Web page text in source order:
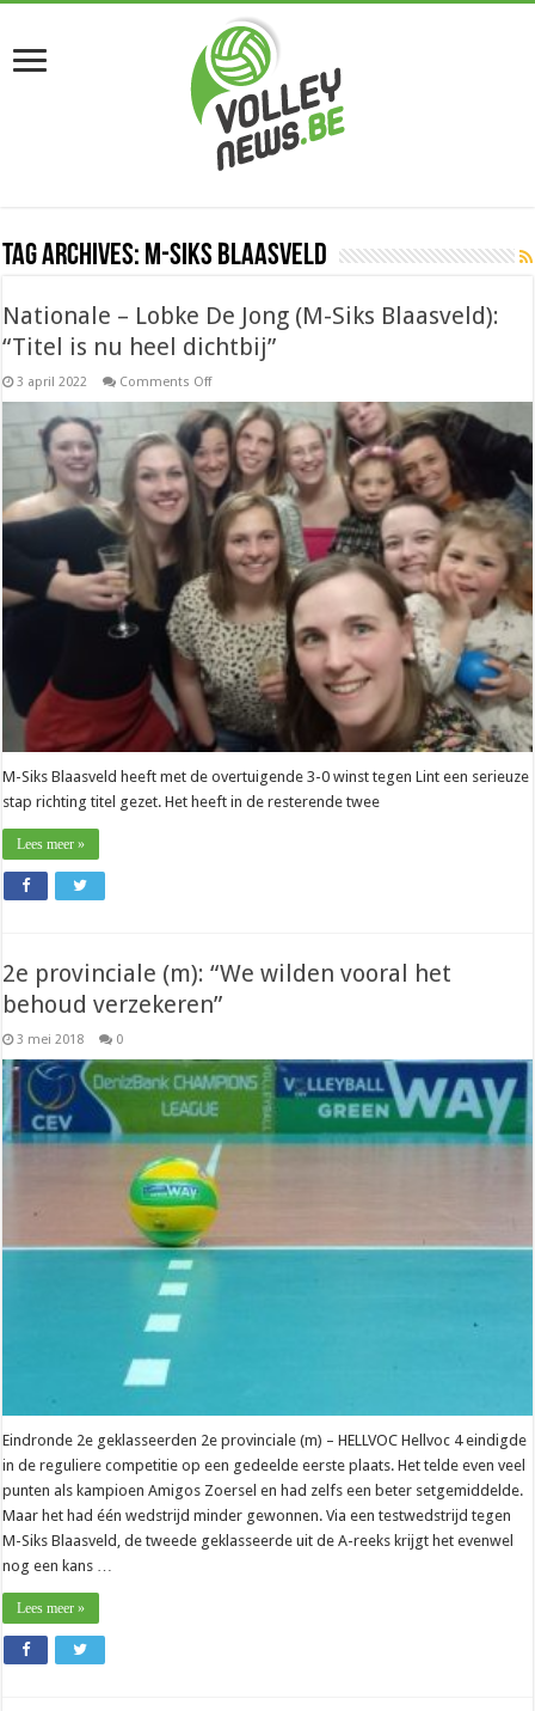
Tag Archives: M-Siks Blaasveld
Nationale – Lobke De Jong (M-Siks Blaasveld):
“Titel is nu heel dichtbij”
3 april 2022 Comments Offon
–
Lobke
De
Jong
(M-
Siks
Blaasveld):
“Titel
is
nu
heel
dichtbij”
M-Siks Blaasveld heeft met de overtuigende 3-0 winst tegen Lint een serieuze
stap richting titel gezet. Het heeft in de resterende twee
Lees meer »
2e provinciale (m): “We wilden vooral het
behoud verzekeren”
3 mei 2018 0
Eindronde 2e geklasseerden 2e provinciale (m) – HELLVOC Hellvoc 4 eindigde
in de reguliere competitie op een gedeelde eerste plaats. Het telde even veel
punten als kampioen Amigos Zoersel en had zelfs een beter setgemiddelde.
Maar het had één wedstrijd minder gewonnen. Via een testwedstrijd tegen
M-Siks Blaasveld, de tweede geklasseerde uit de A-reeks krijgt het evenwel
nog een kans …
Lees meer »